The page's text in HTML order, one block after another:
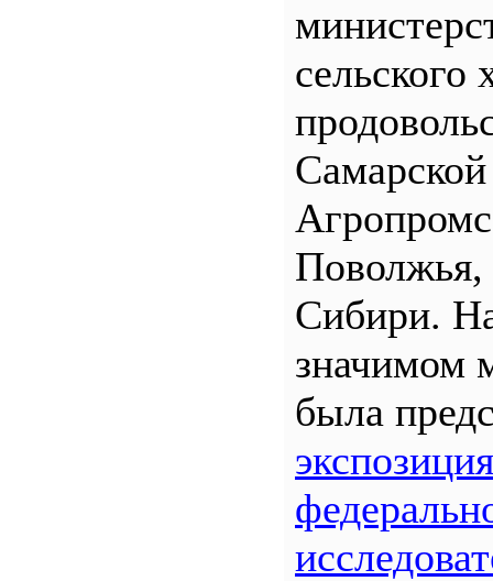
сельского
Поволжья,
Сибири.
значимом
была